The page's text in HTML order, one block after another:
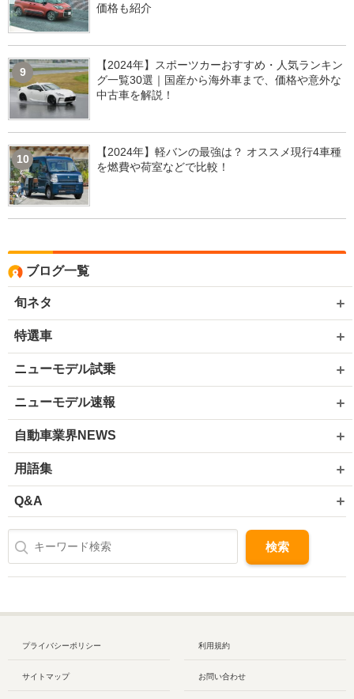
価格も紹介
9
【2024年】スポーツカーおすすめ・人気ランキン
グ一覧30選｜国産から海外車まで、価格や意外な
中古車を解説！
10
【2024年】軽バンの最強は？ オススメ現行4車種
を燃費や荷室などで比較！
ブログ一覧
旬ネタ
特選車
ニューモデル試乗
ニューモデル速報
自動車業界NEWS
用語集
Q&A
プライバシーポリシー 利用規約
サイトマップ お問い合わせ